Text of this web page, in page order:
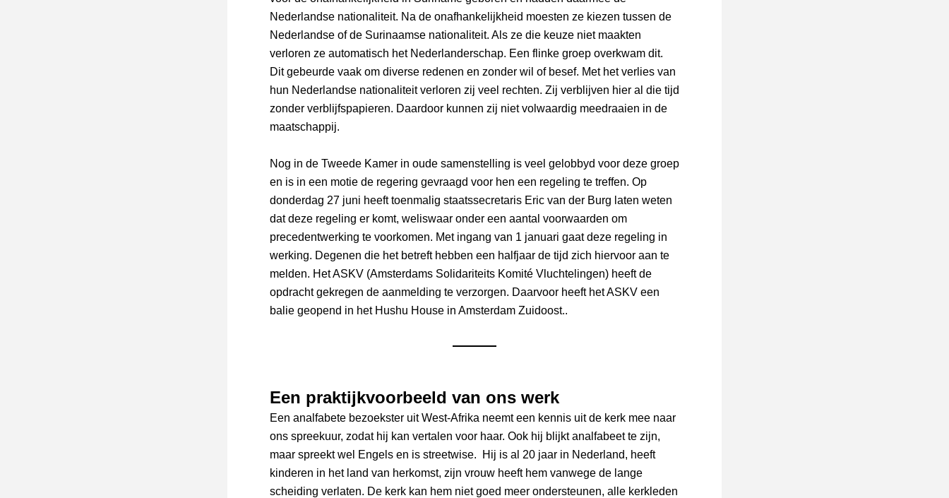
Nederlandse nationaliteit. Na de onafhankelijkheid moesten ze kiezen tussen de
Nederlandse of de Surinaamse nationaliteit. Als ze die keuze niet maakten
verloren ze automatisch het Nederlanderschap. Een flinke groep overkwam dit.
Dit gebeurde vaak om diverse redenen en zonder wil of besef. Met het verlies van
hun Nederlandse nationaliteit verloren zij veel rechten. Zij verblijven hier al die tijd
zonder verblijfspapieren. Daardoor kunnen zij niet volwaardig meedraaien in de
maatschappij.
Nog in de Tweede Kamer in oude samenstelling is veel gelobbyd voor deze groep
en is in een motie de regering gevraagd voor hen een regeling te treffen. Op
donderdag 27 juni heeft toenmalig staatssecretaris Eric van der Burg laten weten
dat deze regeling er komt, weliswaar onder een aantal voorwaarden om
precedentwerking te voorkomen. Met ingang van 1 januari gaat deze regeling in
werking. Degenen die het betreft hebben een halfjaar de tijd zich hiervoor aan te
melden. Het ASKV (Amsterdams Solidariteits Komité Vluchtelingen) heeft de
opdracht gekregen de aanmelding te verzorgen. Daarvoor heeft het ASKV een
balie geopend in het Hushu House in Amsterdam Zuidoost..
Een praktijkvoorbeeld van ons werk
Een analfabete bezoekster uit West-Afrika neemt een kennis uit de kerk mee naar
ons spreekuur, zodat hij kan vertalen voor haar. Ook hij blijkt analfabeet te zijn,
maar spreekt wel Engels en is streetwise.  Hij is al 20 jaar in Nederland, heeft
kinderen in het land van herkomst, zijn vrouw heeft hem vanwege de lange
scheiding verlaten. De kerk kan hem niet goed meer ondersteunen, alle kerkleden